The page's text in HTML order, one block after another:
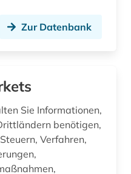
Zur Datenbank
Sie Informationen,
benötigen,
Verfahren,